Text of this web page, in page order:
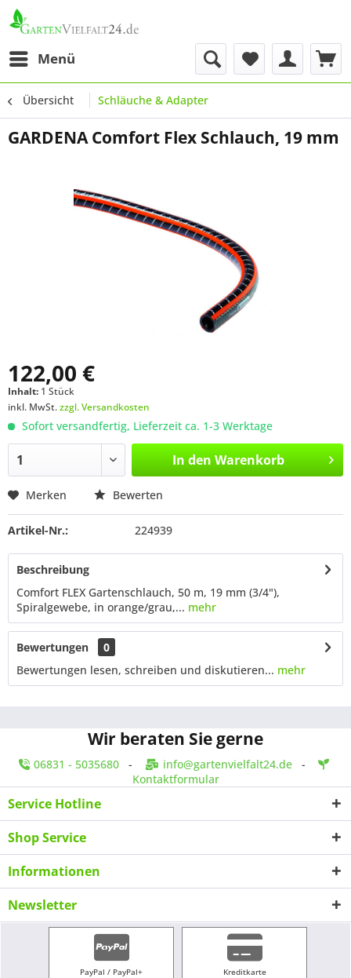
Menü
Übersicht Schläuche & Adapter
GARDENA Comfort Flex Schlauch, 19 mm
122,00 €
Inhalt: 1 Stück
inkl. MwSt.zzgl. Versandkosten
Sofort versandfertig, Lieferzeit ca. 1-3 Werktage
In den Warenkorb
Merken Bewerten
Artikel-Nr.: 224939
Beschreibung
Comfort FLEX Gartenschlauch, 50 m, 19 mm (3/4"),
Spiralgewebe, in orange/grau,... mehr
Bewertungen
0
Bewertungen lesen, schreiben und diskutieren... mehr
Wir beraten Sie gerne
06831 - 5035680- info@gartenvielfalt24.de-
Kontaktformular
Service Hotline
Shop Service
Informationen
Newsletter
PayPal / PayPal+ Kreditkarte